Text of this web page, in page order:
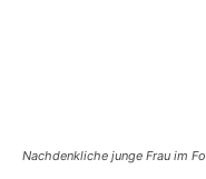
Nachdenkliche junge Frau im